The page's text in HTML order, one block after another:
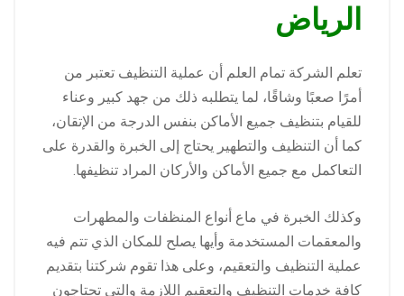
الرياض
تعلم الشركة تمام العلم أن عملية التنظيف تعتبر من
أمرًا صعبًا وشاقًا، لما يتطلبه ذلك من جهد كبير وعناء
للقيام بتنظيف جميع الأماكن بنفس الدرجة من الإتقان،
كما أن التنظيف والتطهير يحتاج إلى الخبرة والقدرة على
التعاكمل مع جميع الأماكن والأركان المراد تنظيفها.
وكذلك الخبرة في ماع أنواع المنظفات والمطهرات
والمعقمات المستخدمة وأيها يصلح للمكان الذي تتم فيه
عملية التنظيف والتعقيم، وعلى هذا تقوم شركتنا بتقديم
كافة خدمات التنظيف والتعقيم اللازمة والتي تحتاجون